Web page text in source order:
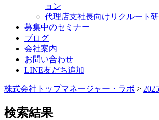
ョン
代理店支社長向けリクルート
募集中のセミナー
ブログ
会社案内
お問い合わせ
LINE友だち追加
株式会社トップマネージャー・ラボ >
検索結果